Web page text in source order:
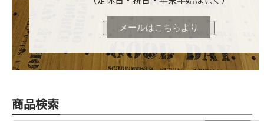
メールはこちらより
商品検索